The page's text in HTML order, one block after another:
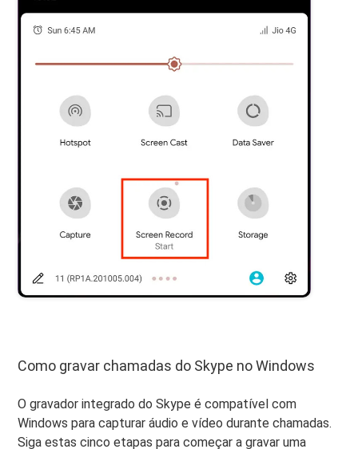
Como gravar chamadas do Skype no Windows
O gravador integrado do Skype é compatível com
Windows para capturar áudio e vídeo durante chamadas.
Siga estas cinco etapas para começar a gravar uma